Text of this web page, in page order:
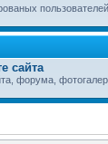
пользователей
сайта
форума,